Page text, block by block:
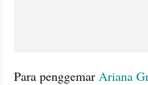
Para penggemar Ariana